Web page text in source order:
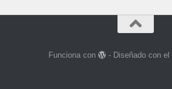
Funciona con - Diseñado con el